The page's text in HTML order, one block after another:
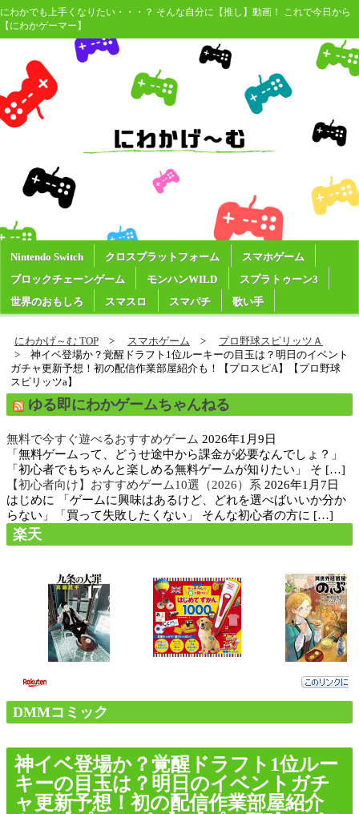
にわかでも上手くなりたい・・・？ そんな自分に【推し】動画！ これで今日から
【にわかゲーマー】
Nintendo Switch クロスプラットフォーム
スマホゲーム
ブロックチェーンゲーム
モンハンWILD
スプラトゥーン3
世界のおもしろ
スマスロ スマパチ 歌い手
にわかげ～む TOP スマホゲーム
プロ野球スピリッツＡ
神イベ登場か？覚醒ドラフト1位ルーキーの目玉は？明日のイベント
ガチャ更新予想！初の配信作業部屋紹介も！【プロスピA】【プロ野球
スピリッツa】
ゆる即にわかゲームちゃんねる
無料で今すぐ遊べるおすすめゲーム 2026年1月9日
「無料ゲームって、どうせ途中から課金が必要なんでしょ？」
「初心者でもちゃんと楽しめる無料ゲームが知りたい」 そ […]
【初心者向け】おすすめゲーム10選（2026）系 2026年1月7日
はじめに 「ゲームに興味はあるけど、どれを選べばいいか分か
らない」「買って失敗したくない」 そんな初心者の方に […]
楽天
DMMコミック
神イベ登場か？覚醒ドラフト1位ルー
キーの目玉は？明日のイベントガチ
ャ更新予想！初の配信作業部屋紹介